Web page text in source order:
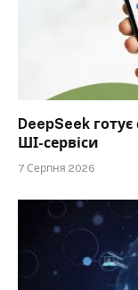
DeepSeek
ШІ-сервіси
7 Серпня 2026